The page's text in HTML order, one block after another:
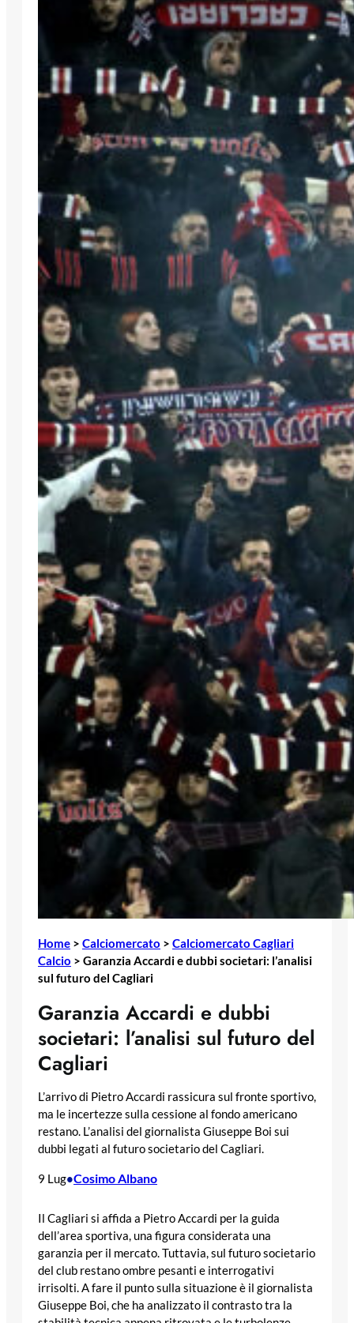
Home > Calciomercato > Calciomercato Cagliari
Calcio > Garanzia Accardi e dubbi societari: l’analisi
sul futuro del Cagliari
Garanzia Accardi e dubbi
societari: l’analisi sul futuro del
Cagliari
L’arrivo di Pietro Accardi rassicura sul fronte sportivo,
ma le incertezze sulla cessione al fondo americano
restano. L’analisi del giornalista Giuseppe Boi sui
dubbi legati al futuro societario del Cagliari.
9 Lug•Cosimo Albano
Il Cagliari si affida a Pietro Accardi per la guida
dell’area sportiva, una figura considerata una
garanzia per il mercato. Tuttavia, sul futuro societario
del club restano ombre pesanti e interrogativi
irrisolti. A fare il punto sulla situazione è il giornalista
Giuseppe Boi, che ha analizzato il contrasto tra la